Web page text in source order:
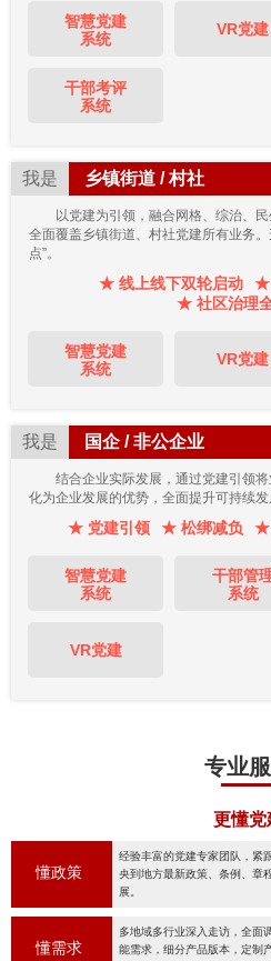
智慧党建
系统
VR党建
干部考评
系统
我是 乡镇街道 / 村社
以党建为引领，融合网格、综治、
全面覆盖乡镇街道、村社党建所有业务。
点”。
★ 线上线下双轮启动
★
★ 社区治理
智慧党建
系统
VR党建
我是 国企 / 非公企业
结合企业实际发展，通过党建引领
化为企业发展的优势，全面提升可持续发
★ 党建引领 ★ 松绑减负 ★
智慧党建
系统
干部管
系统
VR党建
专业
更懂党
懂政策
经验丰富的党建专家团队，紧
央到地方最新政策、条例、章
展。
懂需求
多地域多行业深入走访，全面
能需求，细分产品版本，定制